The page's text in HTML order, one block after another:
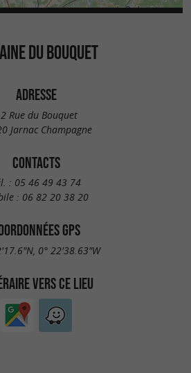
DU BOUQUET
ADRESSE
Rue du Bouquet
Jarnac Champagne
CONTACTS
: 05 46 49 43 74
: 06 82 20 38 20
GPS
0° 22'38.63"W
VERS CE LIEU